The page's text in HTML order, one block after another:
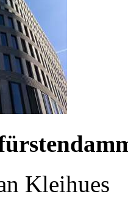
Kleihues